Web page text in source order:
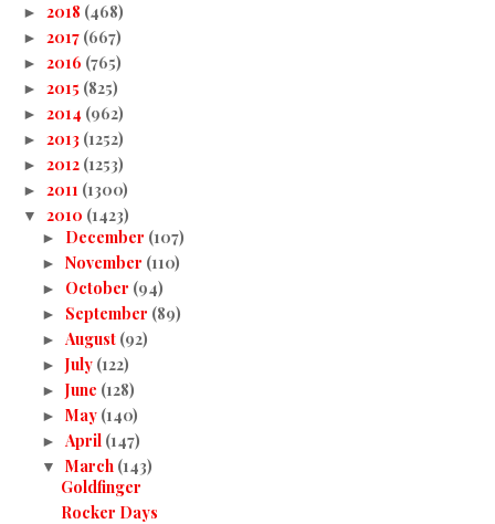
► 2018 (468)
► 2017 (667)
► 2016 (765)
► 2015 (825)
► 2014 (962)
► 2013 (1252)
► 2012 (1253)
► 2011 (1300)
▼ 2010 (1423)
► December (107)
► November (110)
► October (94)
► September (89)
► August (92)
► July (122)
► June (128)
► May (140)
► April (147)
▼ March (143)
Goldfinger
Rocker Days